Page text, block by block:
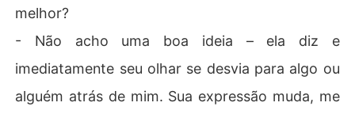
melhor?
- Não acho uma boa ideia – ela diz e
imediatamente seu olhar se desvia para algo ou
alguém atrás de mim. Sua expressão muda, me